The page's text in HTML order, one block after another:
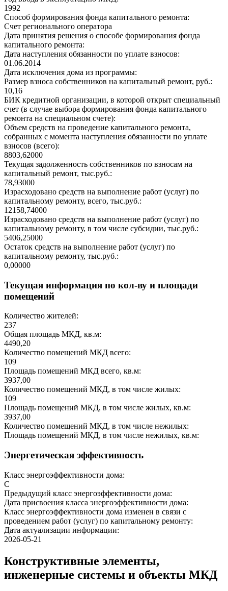
1992
Способ формирования фонда капитального ремонта:
Счет регионального оператора
Дата принятия решения о способе формирования фонда
капитального ремонта:
Дата наступления обязанности по уплате взносов:
01.06.2014
Дата исключения дома из программы:
Размер взноса собственников на капитальный ремонт, руб.:
10,16
БИК кредитной организации, в которой открыт специальный
счет (в случае выбора формирования фонда капитального
ремонта на специальном счете):
Объем средств на проведение капитального ремонта,
собранных с момента наступления обязанности по уплате
взносов (всего):
8803,62000
Текущая задолженность собственников по взносам на
капитальный ремонт, тыс.руб.:
78,93000
Израсходовано средств на выполнение работ (услуг) по
капитальному ремонту, всего, тыс.руб.:
12158,74000
Израсходовано средств на выполнение работ (услуг) по
капитальному ремонту, в том числе субсидии, тыс.руб.:
5406,25000
Остаток средств на выполнение работ (услуг) по
капитальному ремонту, тыс.руб.:
0,00000
Текущая информация по кол-ву и площади
помещений
Количество жителей:
237
Общая площадь МКД, кв.м:
4490,20
Количество помещений МКД всего:
109
Площадь помещений МКД всего, кв.м:
3937,00
Количество помещений МКД, в том числе жилых:
109
Площадь помещений МКД, в том числе жилых, кв.м:
3937,00
Количество помещений МКД, в том числе нежилых:
Площадь помещений МКД, в том числе нежилых, кв.м:
Энергетическая эффективность
Класс энергоэффективности дома:
C
Предыдущий класс энергоэффективности дома:
Дата присвоения класса энергоэффективности дома:
Класс энергоэффективности дома изменен в связи с
проведением работ (услуг) по капитальному ремонту:
Дата актуализации информации:
2026-05-21
Конструктивные элементы,
инженерные системы и объекты МКД